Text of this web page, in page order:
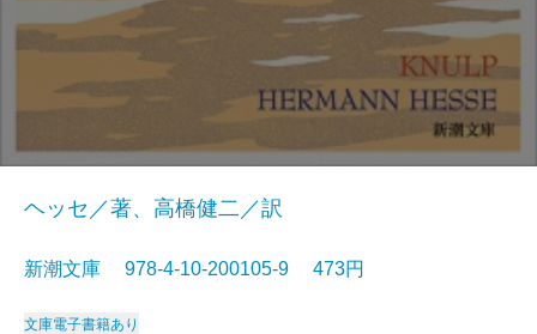
ヘッセ／著、高橋健二／訳
新潮文庫 978-4-10-200105-9 473円
文庫電子書籍あり